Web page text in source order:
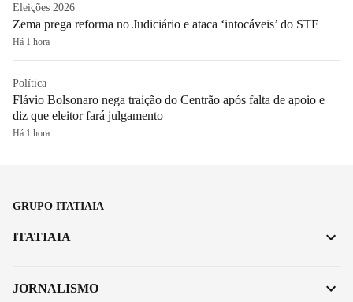
Eleições 2026
Zema prega reforma no Judiciário e ataca ‘intocáveis’ do STF
Há 1 hora
Política
Flávio Bolsonaro nega traição do Centrão após falta de apoio e
diz que eleitor fará julgamento
Há 1 hora
GRUPO ITATIAIA
ITATIAIA
JORNALISMO